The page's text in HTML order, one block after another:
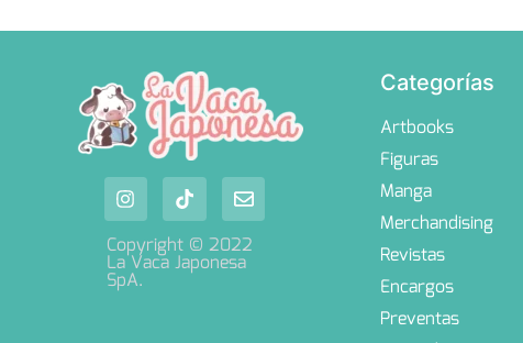
Copyright © 2022
La Vaca Japonesa
SpA.
Categorías
Artbooks
Figuras
Manga
Merchandising
Revistas
Encargos
Preventas